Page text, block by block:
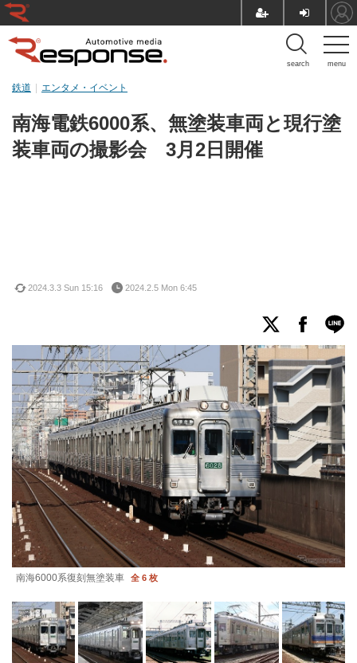
menu
search
南海電鉄6000系、無塗装車両と現行塗
装車両の撮影会 3月2日開催
鉄道 エンタメ・イベント
2024.3.3 Sun 15:16 2024.2.5 Mon 6:45
南海6000系復刻無塗装車 全 6 枚